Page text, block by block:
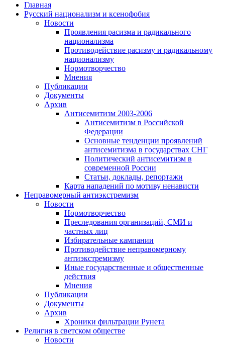
Главная
Русский национализм и ксенофобия
Новости
Проявления расизма и радикального
национализма
Противодействие расизму и радикальному
национализму
Нормотворчество
Мнения
Публикации
Документы
Архив
Антисемитизм 2003-2006
Антисемитизм в Российской
Федерации
Основные тенденции проявлений
антисемитизма в государствах СНГ
Политический антисемитизм в
современной России
Статьи, доклады, репортажи
Карта нападений по мотиву ненависти
Неправомерный антиэкстремизм
Новости
Нормотворчество
Преследования организаций, СМИ и
частных лиц
Избирательные кампании
Противодействие неправомерному
антиэкстремизму
Иные государственные и общественные
действия
Мнения
Публикации
Документы
Архив
Хроники фильтрации Рунета
Религия в светском обществе
Новости